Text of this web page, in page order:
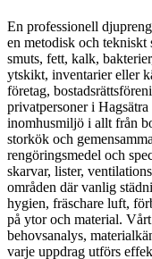
En professionell
en metodisk och tekniskt
smuts, fett, kalk,
ytskikt, inventarier eller
företag,
privatpersoner i
inomhusmiljö i allt från
storkök och
rengöringsmedel och
skarvar, lister,
områden där vanlig
hygien, fräschare luft,
på ytor och material.
behovsanalys,
varje uppdrag utförs